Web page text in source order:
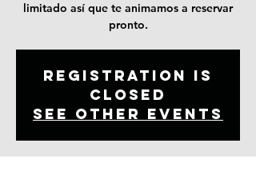
limitado así que te animamos a reservar
pronto.
Registration is
Closed
See other events